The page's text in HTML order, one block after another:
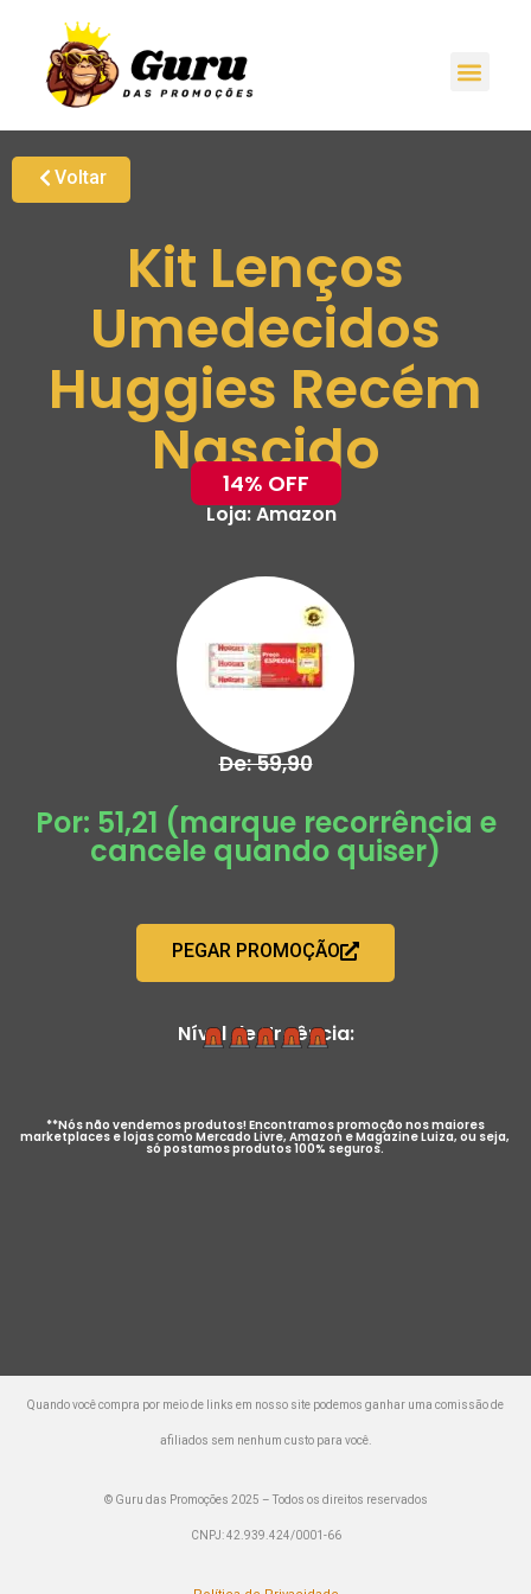
Voltar
Kit Lenços
Umedecidos
Huggies Recém
Nascido
14% OFF
Loja:Amazon
De: 59,90
Por: 51,21 (marque recorrência e
cancele quando quiser)
PEGAR PROMOÇÃO
Nível de Urgência:
**Nós não vendemos produtos! Encontramos promoção nos maiores
marketplaces e lojas como Mercado Livre, Amazon e Magazine Luiza, ou seja,
só postamos produtos 100% seguros.
Quando você compra por meio de links em nosso site podemos ganhar uma comissão de
afiliados sem nenhum custo para você.
© Guru das Promoções 2025 – Todos os direitos reservados
CNPJ: 42.939.424/0001-66